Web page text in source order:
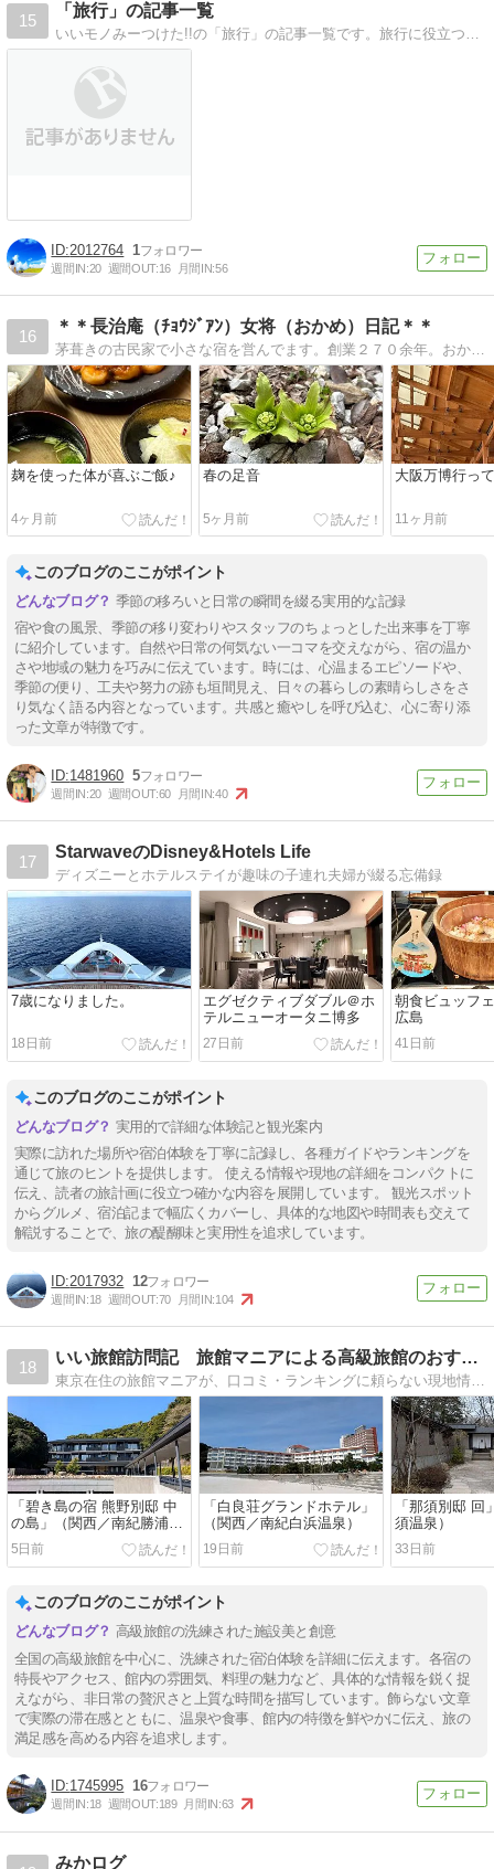
15
「旅行」の記事一覧
いいモノみーつけた!!の「旅行」の記事一覧です。旅行に役立つ情報。海外旅行、国内旅行、レンタカー、宿泊、料金比較。
2012764 1
週間IN:20 週間OUT:16 月間IN:56
16
＊＊長治庵（ﾁｮｳｼﾞｱﾝ）女将（おかめ）日記＊＊
茅葺きの古民家で小さな宿を営んでます。創業２７０余年。おかめのような女将が謎に包まれた毎日を気ままに綴っています。
麹を使った体が喜ぶご飯♪
4ヶ月前
春の足音
5ヶ月前
大阪万博行っ
11ヶ月前
このブログのここがポイント
季節の移ろいと日常の瞬間を綴る実用的な記録
宿や食の風景、季節の移り変わりやスタッフのちょっとした出来事を丁寧
に紹介しています。自然や日常の何気ない一コマを交えながら、宿の温か
さや地域の魅力を巧みに伝えています。時には、心温まるエピソードや、
季節の便り、工夫や努力の跡も垣間見え、日々の暮らしの素晴らしさをさ
り気なく語る内容となっています。共感と癒やしを呼び込む、心に寄り添
った文章が特徴です。
1481960 5
週間IN:20 週間OUT:60 月間IN:40
17
StarwaveのDisney&Hotels Life
ディズニーとホテルステイが趣味の子連れ夫婦が綴る忘備録
7歳になりました。
18日前
エグゼクティブダブル＠ホ
テルニューオータニ博多
27日前
朝食ビュッフ
広島
41日前
このブログのここがポイント
実用的で詳細な体験記と観光案内
実際に訪れた場所や宿泊体験を丁寧に記録し、各種ガイドやランキングを
通じて旅のヒントを提供します。 使える情報や現地の詳細をコンパクトに
伝え、読者の旅計画に役立つ確かな内容を展開しています。 観光スポット
からグルメ、宿泊記まで幅広くカバーし、具体的な地図や時間表も交えて
解説することで、旅の醍醐味と実用性を追求しています。
2017932 12
週間IN:18 週間OUT:70 月間IN:104
18
いい旅館訪問記 旅館マニアによる高級旅館のおすすめブログ
東京在住の旅館マニアが、口コミ・ランキングに頼らない現地情報を紹介するブログ。「その旅館が好きなら、この旅館もおすすめ」というリンクも紹介中。住まいから関東の温泉宿が中心になると思います。
「碧き島の宿 熊野別邸 中
の島」（関西／南紀勝浦温
泉）
5日前
「白良荘グランドホテル」
（関西／南紀白浜温泉）
19日前
「那須別邸 回
須温泉）
33日前
このブログのここがポイント
高級旅館の洗練された施設美と創意
全国の高級旅館を中心に、洗練された宿泊体験を詳細に伝えます。各宿の
特長やアクセス、館内の雰囲気、料理の魅力など、具体的な情報を鋭く捉
えながら、非日常の贅沢さと上質な時間を描写しています。飾らない文章
で実際の滞在感とともに、温泉や食事、館内の特徴を鮮やかに伝え、旅の
満足感を高める内容を追求します。
1745995 16
週間IN:18 週間OUT:189 月間IN:63
みかログ